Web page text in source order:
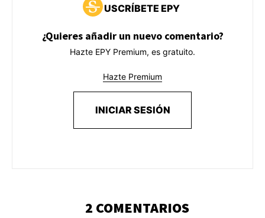
USCRÍBETE EPY
¿Quieres añadir un nuevo comentario?
Hazte EPY Premium, es gratuito.
Hazte Premium
INICIAR SESIÓN
2 COMENTARIOS